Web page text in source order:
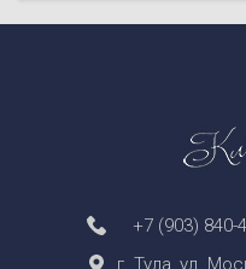
+7 (903) 840-
г. Тула, ул.